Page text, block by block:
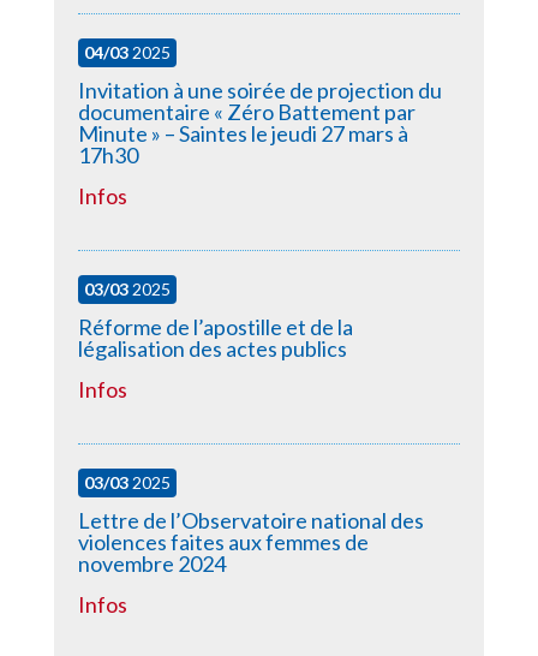
04/032025
Invitation à une soirée de projection du
documentaire « Zéro Battement par
Minute » – Saintes le jeudi 27 mars à
17h30
Infos
03/032025
Réforme de l’apostille et de la
légalisation des actes publics
Infos
03/032025
Lettre de l’Observatoire national des
violences faites aux femmes de
novembre 2024
Infos